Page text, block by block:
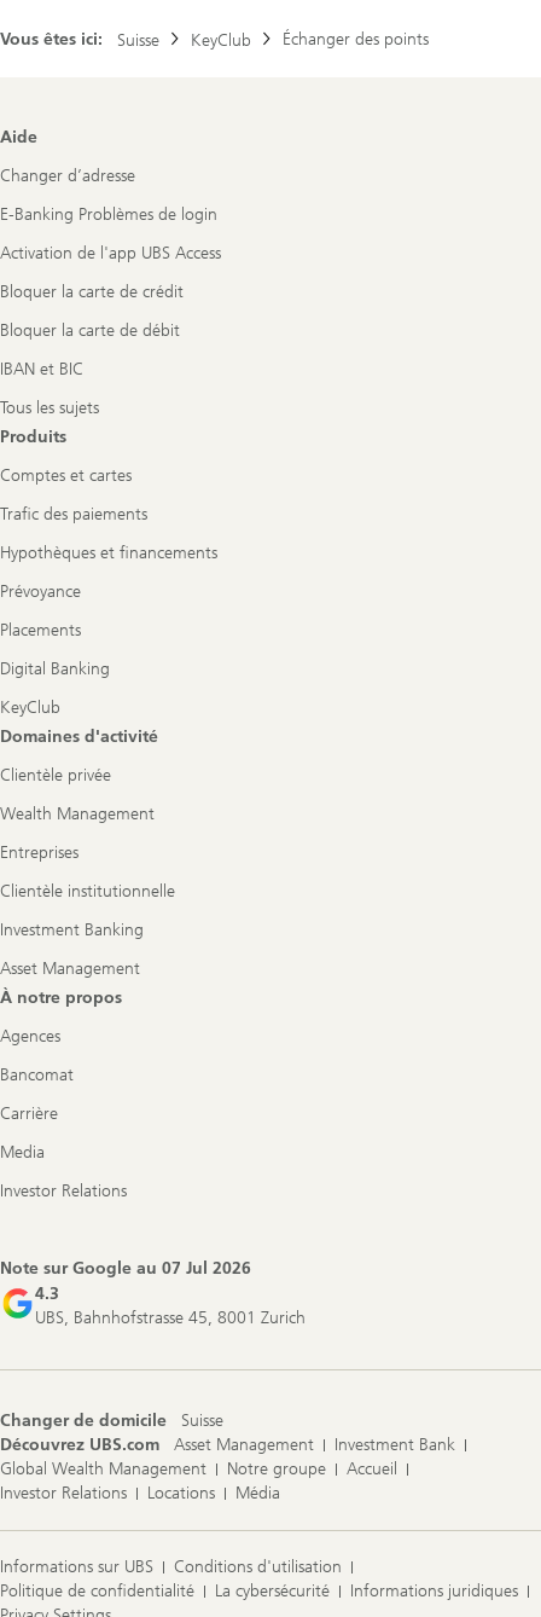
Vous êtes ici: Suisse KeyClub Échanger des points
Footer
Aide
Changer d’adresse
E-Banking Problèmes de login
Activation de l'app UBS Access
Bloquer la carte de crédit
Bloquer la carte de débit
IBAN et BIC
Tous les sujets
Produits
Comptes et cartes
Trafic des paiements
Hypothèques et financements
Prévoyance
Placements
Digital Banking
KeyClub
Domaines d'activité
Clientèle privée
Wealth Management
Entreprises
Clientèle institutionnelle
Investment Banking
Asset Management
À notre propos
Agences
Bancomat
Carrière
Media
Investor Relations
Note sur Google au 07 Jul 2026
4.3
UBS, Bahnhofstrasse 45, 8001 Zurich
Changer de domicile
Suisse
Découvrez UBS.com
Asset Management
Investment Bank
Global Wealth Management
Notre groupe
Accueil
Investor Relations
Locations Média
Informations sur UBS
Conditions d'utilisation
Politique de confidentialité
La cybersécurité
Informations juridiques